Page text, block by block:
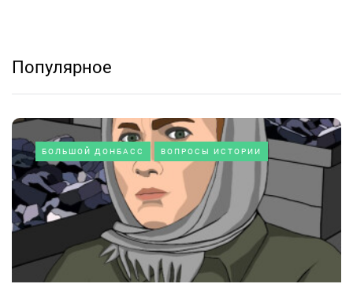
Популярное
БОЛЬШОЙ ДОНБАСС ВОПРОСЫ ИСТОРИИ